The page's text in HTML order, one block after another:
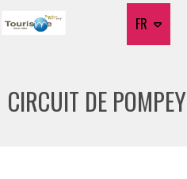
FR
CIRCUIT DE POMPEY